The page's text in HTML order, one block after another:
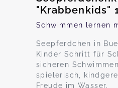
"Krabbenkids"
Schwimmen lernen
Seepferdchen in
Kinder Schritt für
sicheren
spielerisch,
Freude im Wasser.